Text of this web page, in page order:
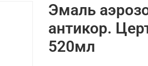
Эмаль
антикор.
520мл